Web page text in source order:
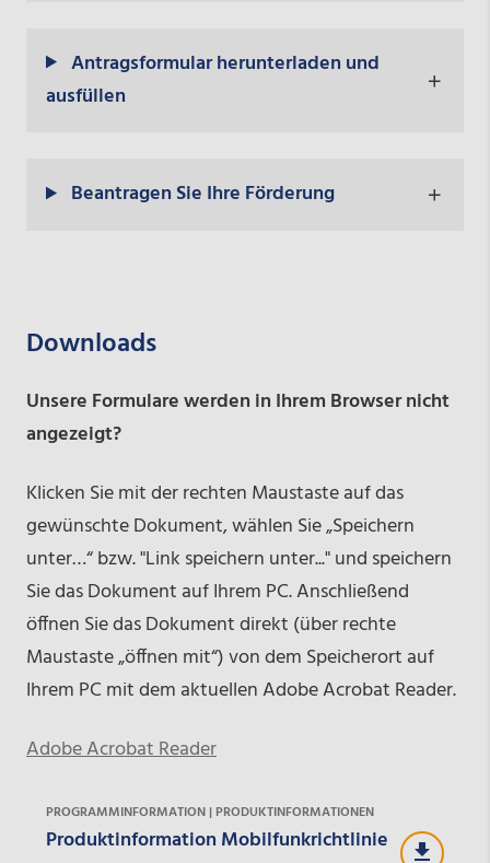
Antragsformular herunterladen und
ausfüllen
Beantragen Sie Ihre Förderung
Downloads
Unsere Formulare werden in Ihrem Browser nicht
angezeigt?
Klicken Sie mit der rechten Maustaste auf das
gewünschte Dokument, wählen Sie „Speichern
unter…“ bzw. "Link speichern unter..." und speichern
Sie das Dokument auf Ihrem PC. Anschließend
öffnen Sie das Dokument direkt (über rechte
Maustaste „öffnen mit“) von dem Speicherort auf
Ihrem PC mit dem aktuellen Adobe Acrobat Reader.
Adobe Acrobat Reader
PROGRAMMINFORMATION | PRODUKTINFORMATIONEN
Produktinformation Mobilfunkrichtlinie